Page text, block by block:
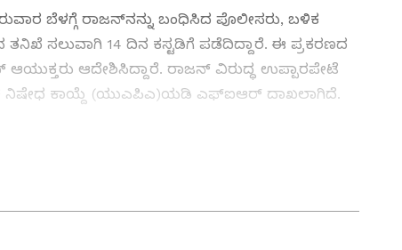
ಬೆಳಗ್ಗೆ ರಾಜನ್‌ನನ್ನು ಬಂಧಿಸಿದ ಪೊಲೀಸರು, ಬಳಿಕ
ಸಲುವಾಗಿ 14 ದಿನ ಕಸ್ಟಡಿಗೆ ಪಡೆದಿದ್ದಾರೆ. ಈ ಪ್ರಕರಣದ
ಆದೇಶಿಸಿದ್ದಾರೆ. ರಾಜನ್ ವಿರುದ್ಧ ಉಪ್ಪಾರಪೇಟೆ
ನಿಷೇಧ ಕಾಯ್ದೆ (ಯುಎಪಿಎ)ಯಡಿ ಎಫ್‌ಐಆರ್ ದಾಖಲಾಗಿದೆ.